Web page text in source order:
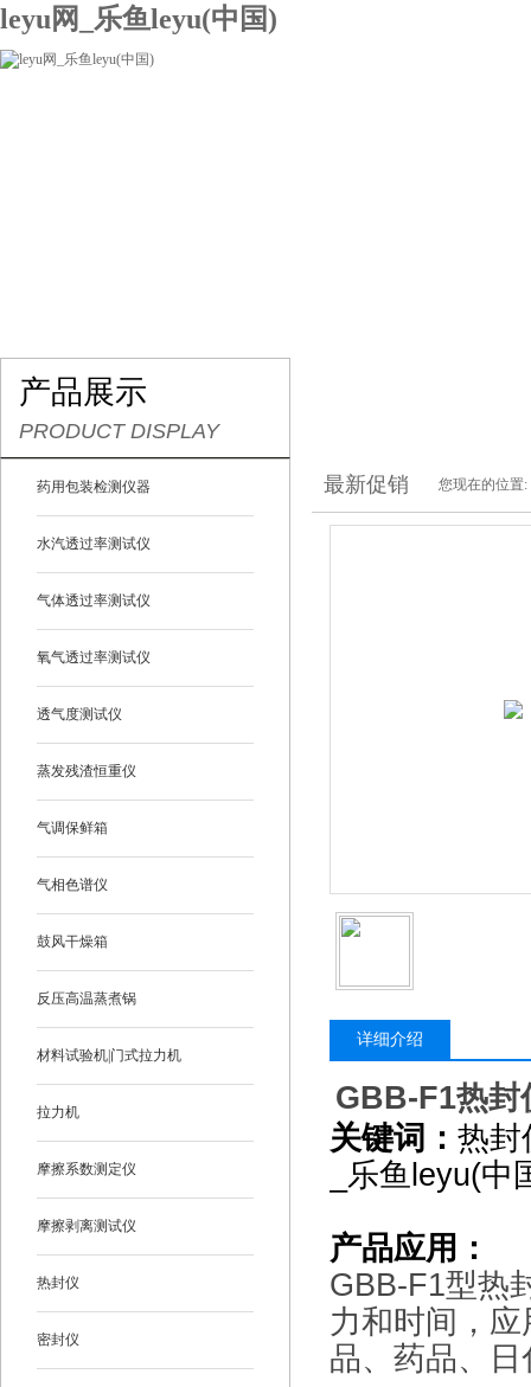
leyu网_乐鱼leyu(中国)
产品展示
PRODUCT DISPLAY
药用包装检测仪器
水汽透过率测试仪
气体透过率测试仪
氧气透过率测试仪
透气度测试仪
蒸发残渣恒重仪
气调保鲜箱
气相色谱仪
鼓风干燥箱
反压高温蒸煮锅
材料试验机|门式拉力机
拉力机
摩擦系数测定仪
摩擦剥离测试仪
热封仪
密封仪
最新促销 您现在的位置:
详细介绍
GBB-F1热封
关键词： 热封
_乐鱼leyu(中
产品应用：
GBB-F1型热
力和时间，
品、药品、